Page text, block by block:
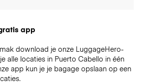
app
download je onze LuggageHero-
alle locaties in Puerto Cabello in één
app kun je je bagage opslaan op een